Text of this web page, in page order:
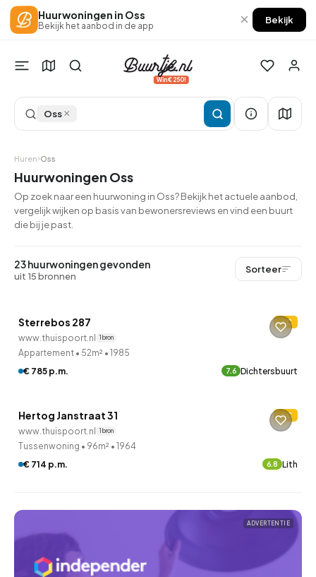
Huurwoningen in Oss
Bekijk het aanbod in de app × Bekijk
Win €250!
Oss×
Huren Oss
Huurwoningen Oss
Op zoek naar een huurwoning in Oss? Bekijk het actuele aanbod,
vergelijk wijken op basis van bewonersreviews en vind een buurt
die bij je past.
23 huurwoningen gevonden
uit 15 bronnen
Sorteer
1 uur geleden ontdekt
QUICKLANE™
Sterrebos 287 C
www.thuispoort.nl 1 bron
Appartement • 52m² • 1985
€ 785 p.m.
7.6 Dichtersbuurt
QUICKLANE™
Woningcorporatie
Hertog Janstraat 31 C
www.thuispoort.nl 1 bron
Tussenwoning • 96m² • 1964
€ 714 p.m.
6.8 Lith
ADVERTENTIE